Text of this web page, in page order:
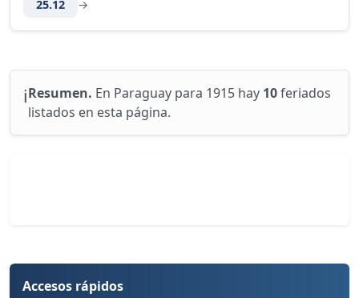
25.12
→
ℹ️Resumen. En Paraguay para 1915 hay 10feriados
listados en esta página.
Accesos rápidos